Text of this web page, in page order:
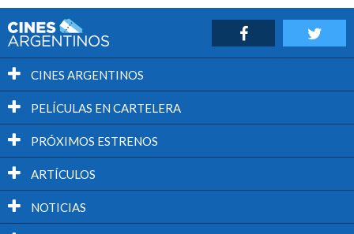
CINES ARGENTINOS
PELÍCULAS EN CARTELERA
PRÓXIMOS ESTRENOS
ARTÍCULOS
NOTICIAS